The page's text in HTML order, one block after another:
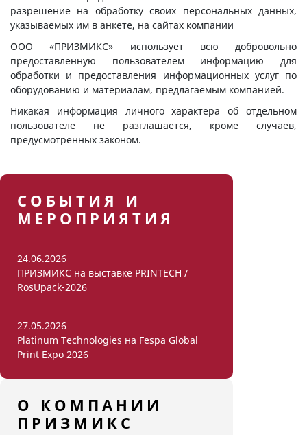
разрешение на обработку своих персональных данных,
указываемых им в анкете, на сайтах компании
ООО «ПРИЗМИКС» использует всю добровольно
предоставленную пользователем информацию для
обработки и предоставления информационных услуг по
оборудованию и материалам, предлагаемым компанией.
Никакая информация личного характера об отдельном
пользователе не разглашается, кроме случаев,
предусмотренных законом.
СОБЫТИЯ И
МЕРОПРИЯТИЯ
24.06.2026
ПРИЗМИКС на выставке PRINTECH /
RosUpack-2026
27.05.2026
Platinum Technologies на Fespa Global
Print Expo 2026
О КОМПАНИИ
ПРИЗМИКС